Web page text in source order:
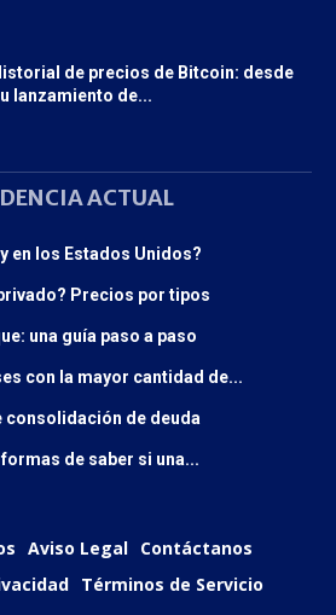
de precios de Bitcoin: desde
lanzamiento de...
ACTUAL
en los Estados Unidos?
Precios por tipos
una guía paso a paso
con la mayor cantidad de...
consolidación de deuda
de saber si una...
Aviso Legal Contáctanos
Términos de Servicio